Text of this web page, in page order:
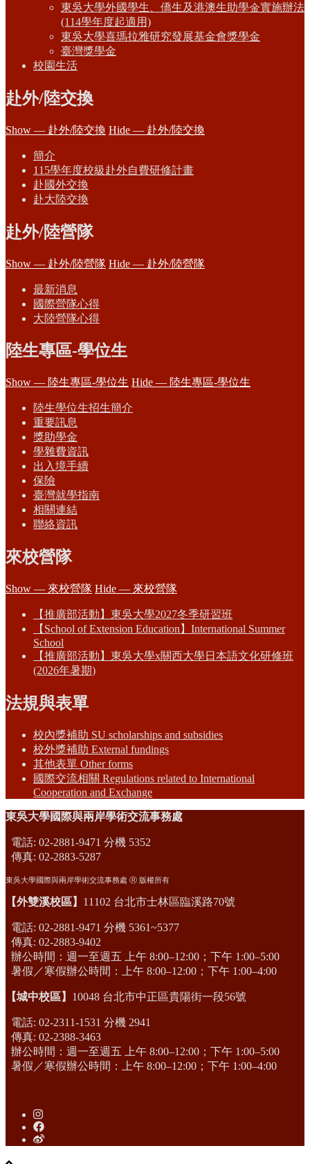
東吳大學外國學生、僑生及港澳生助學金實施辦法
(114學年度起適用)
東吳大學喜瑪拉雅研究發展基金會獎學金
臺灣獎學金
校園生活
赴外/陸交換
Show — 赴外/陸交換 Hide — 赴外/陸交換
簡介
115學年度校級赴外自費研修計畫
赴國外交換
赴大陸交換
赴外/陸營隊
Show — 赴外/陸營隊 Hide — 赴外/陸營隊
最新消息
國際營隊心得
大陸營隊心得
陸生專區-學位生
Show — 陸生專區-學位生 Hide — 陸生專區-學位生
陸生學位生招生簡介
重要訊息
獎助學金
學雜費資訊
出入境手續
保險
臺灣就學指南
相關連結
聯絡資訊
來校營隊
Show — 來校營隊 Hide — 來校營隊
【推廣部活動】東吳大學2027冬季研習班
【School of Extension Education】International Summer
School
【推廣部活動】東吳大學x關西大學日本語文化研修班
(2026年暑期)
法規與表單
校內獎補助 SU scholarships and subsidies
校外獎補助 External fundings
其他表單 Other forms
國際交流相關 Regulations related to International
Cooperation and Exchange
東吳大學國際與兩岸學術交流事務處
電話: 02-2881-9471 分機 5352
傳真: 02-2883-5287
東吳大學國際與兩岸學術交流事務處 Ⓡ 版權所有
【外雙溪校區】 11102 台北市士林區臨溪路70號
電話: 02-2881-9471 分機 5361~5377
傳真: 02-2883-9402
辦公時間：週一至週五 上午 8:00–12:00；下午 1:00–5:00
暑假／寒假辦公時間：上午 8:00–12:00；下午 1:00–4:00
【城中校區】 10048 台北市中正區貴陽街一段56號
電話: 02-2311-1531 分機 2941
傳真: 02-2388-3463
辦公時間：週一至週五 上午 8:00–12:00；下午 1:00–5:00
暑假／寒假辦公時間：上午 8:00–12:00；下午 1:00–4:00